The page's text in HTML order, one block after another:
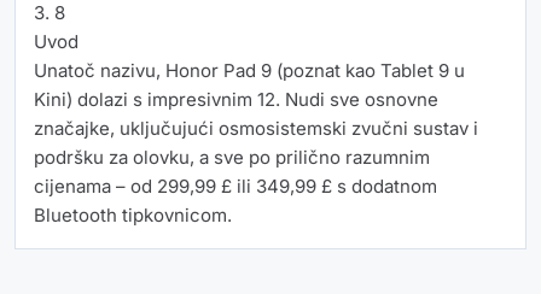
3. 8
Uvod
Unatoč nazivu, Honor Pad 9 (poznat kao Tablet 9 u
Kini) dolazi s impresivnim 12. Nudi sve osnovne
značajke, uključujući osmosistemski zvučni sustav i
podršku za olovku, a sve po prilično razumnim
cijenama – od 299,99 £ ili 349,99 £ s dodatnom
Bluetooth tipkovnicom.